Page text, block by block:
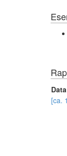
Data
[ca.